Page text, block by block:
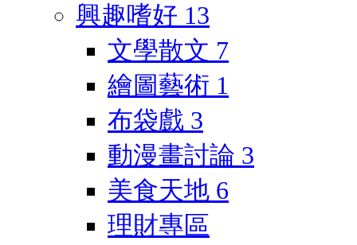
興趣嗜好 13
文學散文 7
繪圖藝術 1
布袋戲 3
動漫畫討論 3
美食天地 6
理財專區